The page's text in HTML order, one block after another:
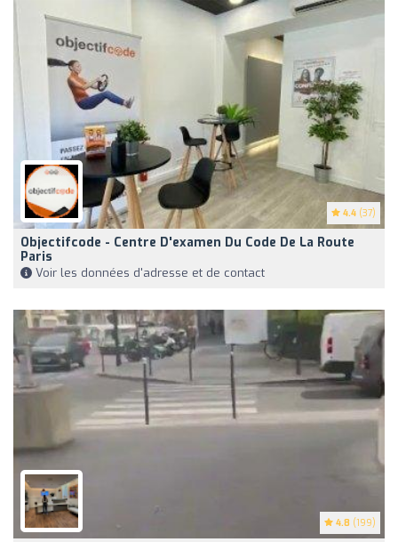
4.4 (37)
Objectifcode - Centre D'examen Du Code De La Route
Paris
Voir les données d'adresse et de contact
4.8 (199)